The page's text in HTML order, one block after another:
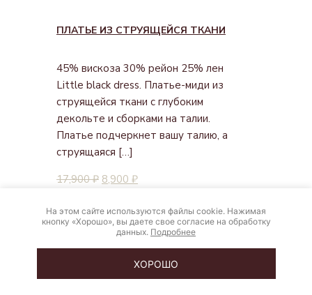
ПЛАТЬЕ ИЗ СТРУЯЩЕЙСЯ ТКАНИ
45% вискоза 30% рейон 25% лен
Little black dress. Платье-миди из
струящейся ткани с глубоким
декольте и сборками на талии.
Платье подчеркнет вашу талию, а
струящаяся […]
17,900₽ 8,900 ₽
На этом сайте используются файлы cookie. Нажимая
кнопку «Хорошо», вы даете свое согласие на обработку
данных. Подробнее
ХОРОШО